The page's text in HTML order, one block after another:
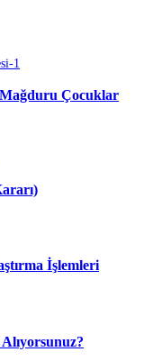
Çocuklar
İşlemleri